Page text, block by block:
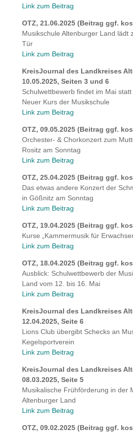
Link zum Beitrag
OTZ, 21.06.2025 (Beitrag ggf.
Musikschule Altenburger Land lädt
Tür
Link zum Beitrag
KreisJournal des Landkreises
10.05.2025, Seiten 3 und 6
Schulwettbewerb findet im Mai statt
Neuer Kurs der Musikschule
Link zum Beitrag
OTZ, 09.05.2025 (Beitrag ggf.
Orchester- & Chorkonzert zum
Rositz am Sonntag
Link zum Beitrag
OTZ, 25.04.2025 (Beitrag ggf.
Das etwas andere Konzert der
in Gößnitz am Sonntag
Link zum Beitrag
OTZ, 19.04.2025 (Beitrag ggf.
Kurse „Kammermusik für
Link zum Beitrag
OTZ, 18.04.2025 (Beitrag ggf.
Ausblick: Schulwettbewerb der
Land vom 12. bis 16. Mai
Link zum Beitrag
KreisJournal des Landkreises
12.04.2025, Seite 6
Lions Club übergibt Schecks an
Kegelsportverein
Link zum Beitrag
KreisJournal des Landkreises
08.03.2025, Seite 5
Musikalische Frühförderung in der
Altenburger Land
Link zum Beitrag
OTZ, 09.02.2025 (Beitrag ggf.